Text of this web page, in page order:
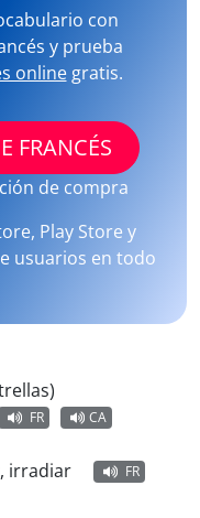
con
y prueba
onlinegratis.
FRANCÉS
de compra
Play Store y
usuarios en todo
FR CA
irradiar
FR